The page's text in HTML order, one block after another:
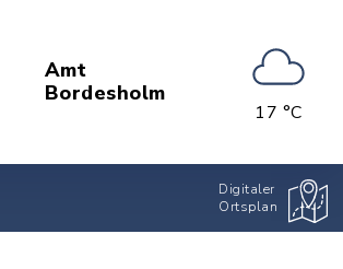
Amt
Bordesholm
17 °C
Digitaler
Ortsplan